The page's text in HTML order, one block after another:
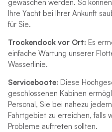
gewaschen werden. So
Ihre Yacht bei Ihrer Ankunft
für Sie.
Trockendock vor Ort: Es
einfache Wartung unserer
Wasserlinie.
Serviceboote: Diese
geschlossenen Kabinen
Personal, Sie bei nahezu
Fahrtgebiet zu erreichen, falls
Probleme auftreten sollten.